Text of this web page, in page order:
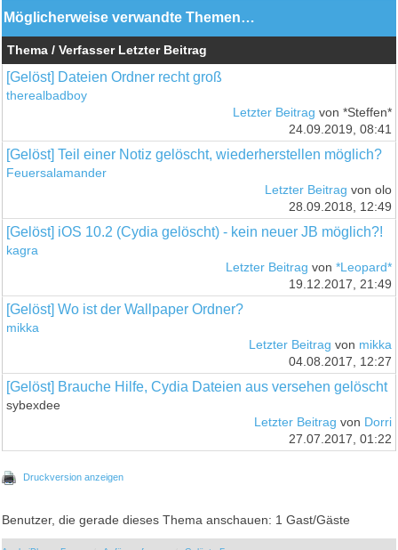
Möglicherweise verwandte Themen…
Thema / Verfasser Letzter Beitrag
[Gelöst] Dateien Ordner recht groß
therealbadboy
Letzter Beitrag von *Steffen*
24.09.2019, 08:41
[Gelöst] Teil einer Notiz gelöscht, wiederherstellen möglich?
Feuersalamander
Letzter Beitrag von olo
28.09.2018, 12:49
[Gelöst] iOS 10.2 (Cydia gelöscht) - kein neuer JB möglich?!
kagra
Letzter Beitrag von *Leopard*
19.12.2017, 21:49
[Gelöst] Wo ist der Wallpaper Ordner?
mikka
Letzter Beitrag von mikka
04.08.2017, 12:27
[Gelöst] Brauche Hilfe, Cydia Dateien aus versehen gelöscht
sybexdee
Letzter Beitrag von Dorri
27.07.2017, 01:22
Druckversion anzeigen
Benutzer, die gerade dieses Thema anschauen: 1 Gast/Gäste